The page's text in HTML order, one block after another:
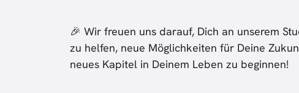
🎉 Wir freuen uns darauf, Dich an unserem
zu helfen, neue Möglichkeiten für Deine
neues Kapitel in Deinem Leben zu beginnen!